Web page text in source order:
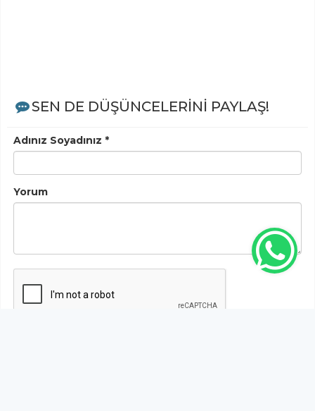
SEN DE DÜŞÜNCELERİNİ PAYLAŞ!
Adınız Soyadınız *
Yorum